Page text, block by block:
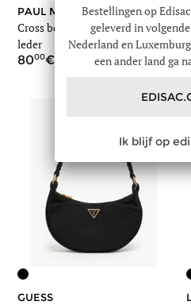
PAUL MARIUS
Cross body tas charlie éclipse
leder
8000
GUESS
Bestellingen op
geleverd in
Nederland en
een ander land ga
Ik blijf op